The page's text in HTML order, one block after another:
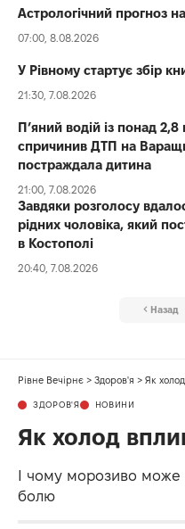
Астрологічний прогноз
07:00, 8.08.2026
У Рівному стартує збір
21:30, 7.08.2026
П’яний водій із понад 2,8
спричинив ДТП на
постраждала дитина
21:00, 7.08.2026
Завдяки розголосу
рідних чоловіка, який
в Костополі
20:40, 7.08.2026
Назад
Рівне Вечірнє > Здоров'я > Як
ЗДОРОВ'Я НОВИНИ
Як холод
І чому морозиво може
болю